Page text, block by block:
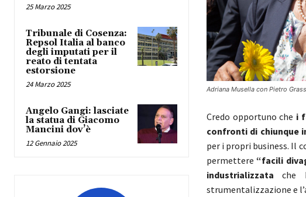
25 Marzo 2025
Tribunale di Cosenza:
Repsol Italia al banco
degli imputati per il
reato di tentata
estorsione
24 Marzo 2025
Angelo Gangi: lasciate
la statua di Giacomo
Mancini dov’è
12 Gennaio 2025
Adriana Musella con Pietro
Credo opportuno che i
confronti di chiunque
per i propri business. Il
permettere“facili
industrializzata che
strumentalizzazione e